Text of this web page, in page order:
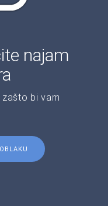
najam
bi vam